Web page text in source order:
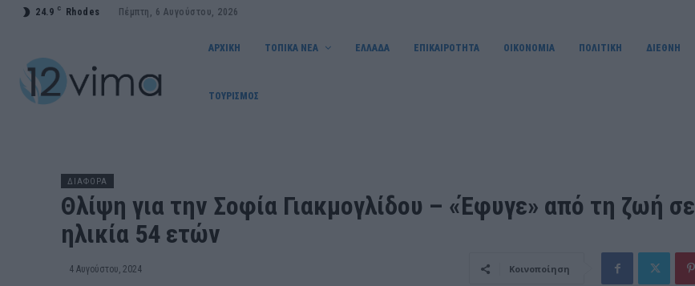
24.9 C Rhodes Πέμπτη, 6 Αυγούστου, 2026
ΑΡΧΙΚΗ ΤΟΠΙΚΑ ΝΕΑ ΕΛΛΑΔΑ ΕΠΙΚΑΙΡΟΤΗΤΑ OIKONOMIA ΠΟΛΙΤΙΚΗ ΔΙΕΘΝΗ
ΤΟΥΡΙΣΜΟΣ
ΔΙΑΦΟΡΑ
Θλίψη για την Σοφία Γιακμογλίδου – «Έφυγε» από τη ζωή σε
ηλικία 54 ετών
4 Αυγούστου, 2024 Κοινοποίηση